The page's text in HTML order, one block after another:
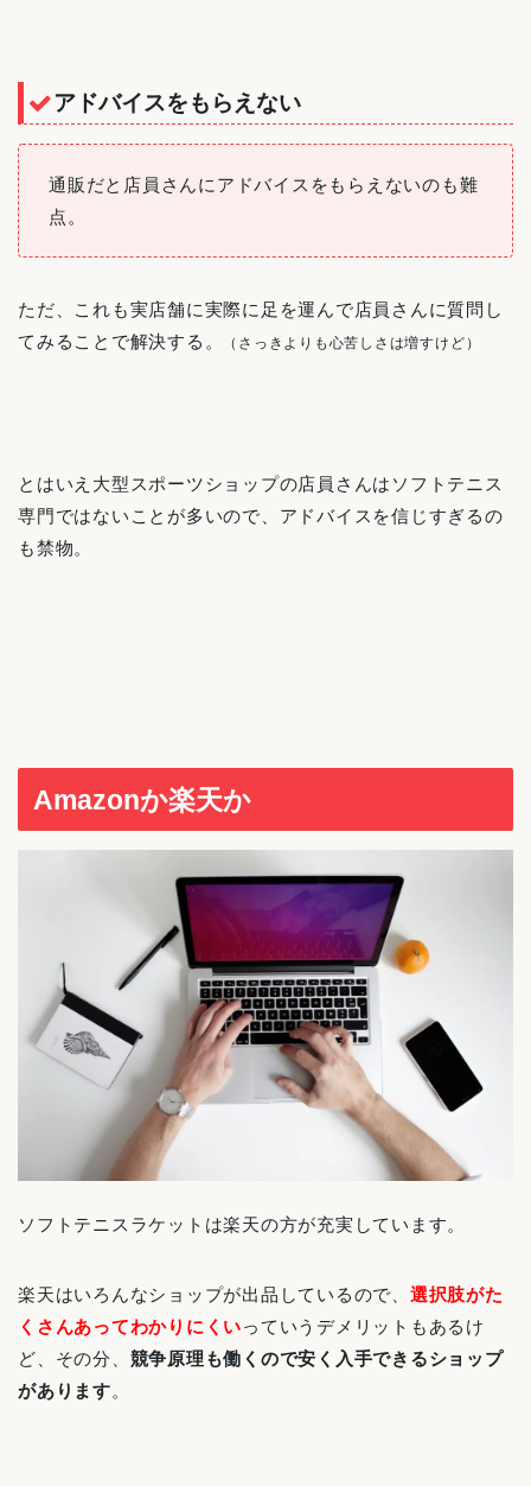
アドバイスをもらえない
通販だと店員さんにアドバイスをもらえないのも難
点。
ただ、これも実店舗に実際に足を運んで店員さんに質問し
てみることで解決する。
（さっきよりも心苦しさは増すけど）
とはいえ大型スポーツショップの店員さんはソフトテニス
専門ではないことが多いので、アドバイスを信じすぎるの
も禁物。
Amazonか楽天か
ソフトテニスラケットは楽天の方が充実しています。
楽天はいろんなショップが出品しているので、 選択肢がた
くさんあってわかりにくいっていうデメリットもあるけ
ど、その分、 競争原理も働くので安く入手できるショップ
があります。